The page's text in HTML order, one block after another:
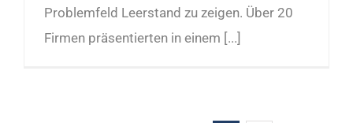
Problemfeld Leerstand zu zeigen. Über 20
Firmen präsentierten in einem [...]